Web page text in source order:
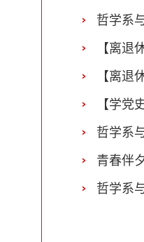
哲学系
【离退
【离退
【学党
哲学系
青春伴
哲学系